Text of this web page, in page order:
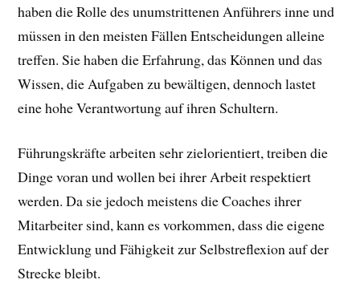
haben die Rolle des unumstrittenen Anführers inne und
müssen in den meisten Fällen Entscheidungen alleine
treffen. Sie haben die Erfahrung, das Können und das
Wissen, die Aufgaben zu bewältigen, dennoch lastet
eine hohe Verantwortung auf ihren Schultern.
Führungskräfte arbeiten sehr zielorientiert, treiben die
Dinge voran und wollen bei ihrer Arbeit respektiert
werden. Da sie jedoch meistens die Coaches ihrer
Mitarbeiter sind, kann es vorkommen, dass die eigene
Entwicklung und Fähigkeit zur Selbstreflexion auf der
Strecke bleibt.